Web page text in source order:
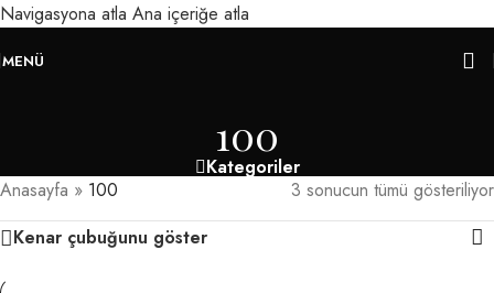
Navigasyona atla Ana içeriğe atla
MENÜ
100
Kategoriler
Anasayfa » 100
3 sonucun tümü gösteriliyor
Kenar çubuğunu göster